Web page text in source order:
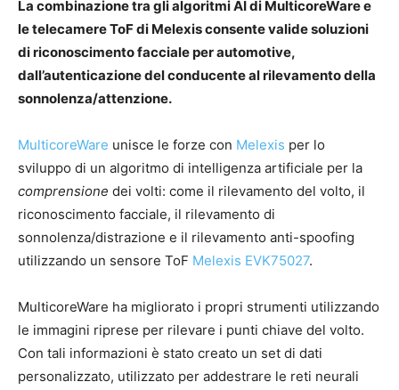
La combinazione tra gli algoritmi AI di MulticoreWare e
le telecamere ToF di Melexis consente valide soluzioni
di riconoscimento facciale per automotive,
dall’autenticazione del conducente al rilevamento della
sonnolenza/attenzione.
MulticoreWare unisce le forze con Melexis per lo
sviluppo di un algoritmo di intelligenza artificiale per la
comprensione dei volti: come il rilevamento del volto, il
riconoscimento facciale, il rilevamento di
sonnolenza/distrazione e il rilevamento anti-spoofing
utilizzando un sensore ToF Melexis EVK75027.
MulticoreWare ha migliorato i propri strumenti utilizzando
le immagini riprese per rilevare i punti chiave del volto.
Con tali informazioni è stato creato un set di dati
personalizzato, utilizzato per addestrare le reti neurali